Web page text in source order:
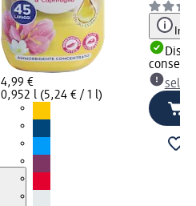
4,99 €
0,952 l (5,24 € / 1 l)